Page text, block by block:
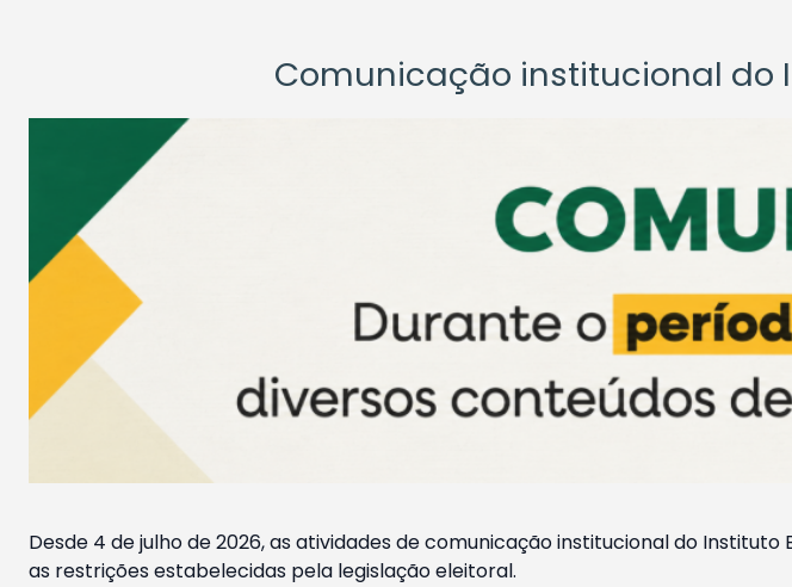
Comunicação institucional do
Desde 4 de julho de 2026, as atividades de comunicação institucional do
as restrições estabelecidas pela legislação eleitoral.